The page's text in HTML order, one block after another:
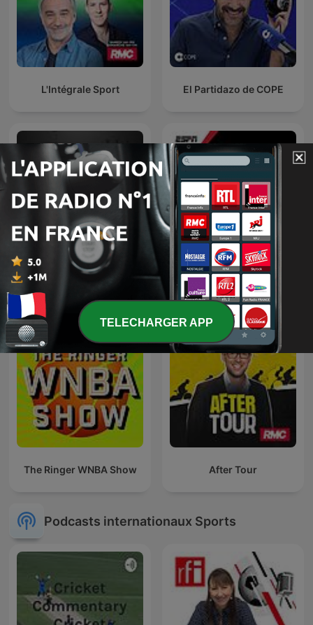
L'Intégrale Sport El Partidazo de COPE
NFL: The Insiders NBA on ESPN
The Ringer WNBA Show After Tour
Podcasts internationaux Sports
TELECHARGER APP